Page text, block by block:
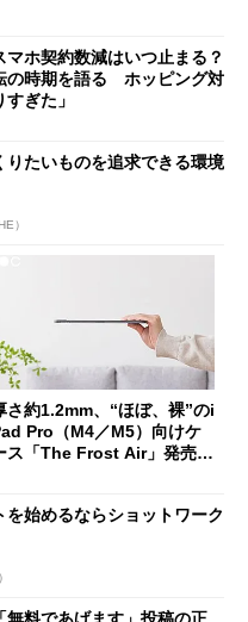
マホ契約数減はいつ止まる？
の時期を語る ホッピング対
ぎた」
りたいものを追求できる環境
）
さ約1.2mm、“ほぼ、裸”のi
Pro（M4／M5）向けケ
ス「The Frost Air」発売
を始めるならショットワーク